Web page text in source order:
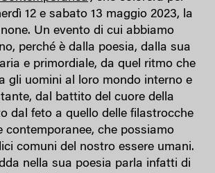
12 e sabato 13 maggio 2023, la
Un evento di cui abbiamo
perché è dalla poesia, dalla sua
e primordiale, da quel ritmo che
gli uomini al loro mondo interno e
dal battito del cuore della
dal feto a quello delle filastrocche
contemporanee, che possiamo
comuni del nostro essere umani.
nella sua poesia parla infatti di